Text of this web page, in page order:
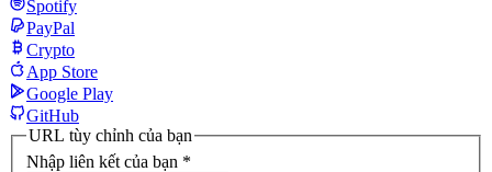
Spotify
PayPal
Crypto
App Store
Google Play
GitHub
URL tùy chỉnh của bạn
Nhập liên kết của bạn *